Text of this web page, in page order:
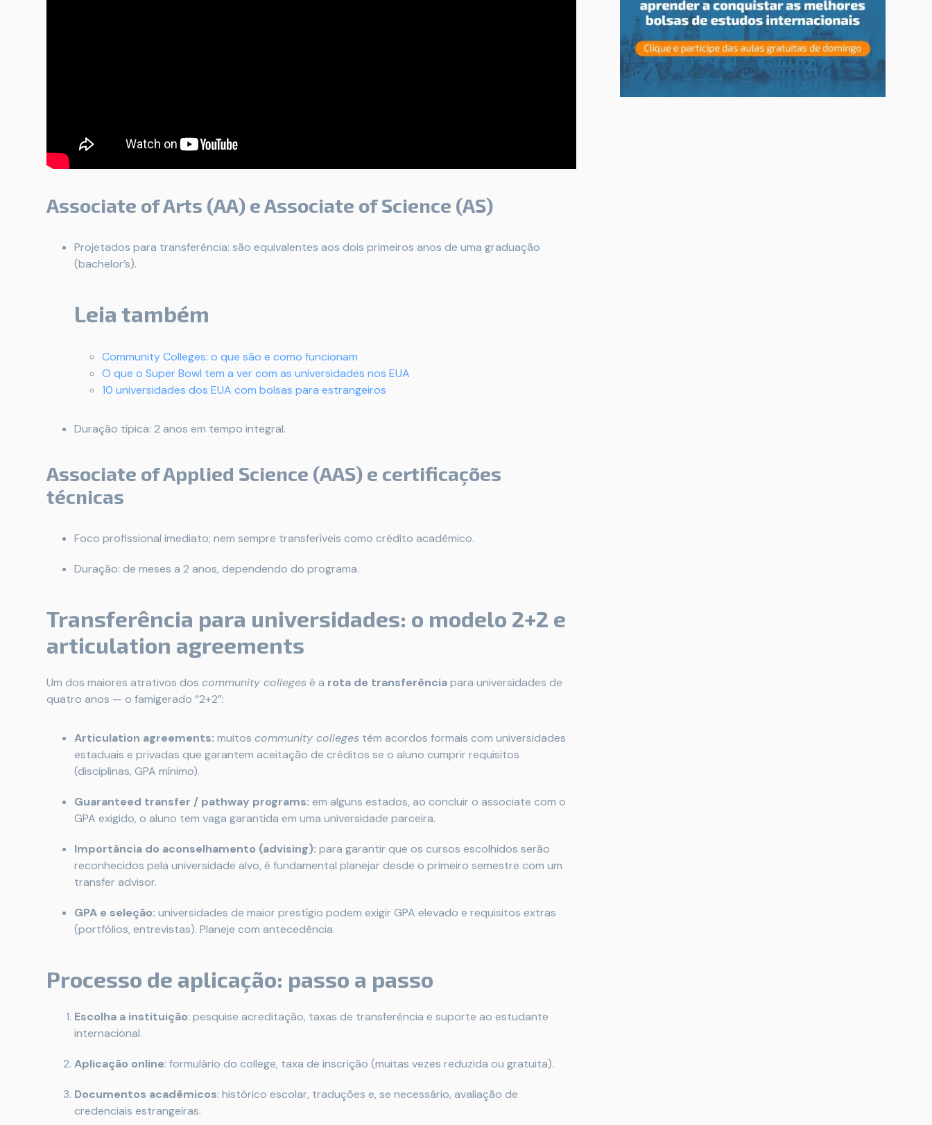
Associate of Arts (AA) e Associate of Science (AS)
Projetados para transferência: são equivalentes aos dois primeiros anos de uma graduação
(bachelor’s).
Leia também
Community Colleges: o que são e como funcionam
O que o Super Bowl tem a ver com as universidades nos EUA
10 universidades dos EUA com bolsas para estrangeiros
Duração típica: 2 anos em tempo integral.
Associate of Applied Science (AAS) e certificações
técnicas
Foco profissional imediato; nem sempre transferíveis como crédito acadêmico.
Duração: de meses a 2 anos, dependendo do programa.
Transferência para universidades: o modelo 2+2 e
articulation agreements
Um dos maiores atrativos dos community colleges é a rota de transferênciapara universidades de
quatro anos — o famigerado “2+2”:
Articulation agreements: muitos community colleges têm acordos formais com universidades
estaduais e privadas que garantem aceitação de créditos se o aluno cumprir requisitos
(disciplinas, GPA mínimo).
Guaranteed transfer / pathway programs: em alguns estados, ao concluir o associate com o
GPA exigido, o aluno tem vaga garantida em uma universidade parceira.
Importância do aconselhamento (advising): para garantir que os cursos escolhidos serão
reconhecidos pela universidade alvo, é fundamental planejar desde o primeiro semestre com um
transfer advisor.
GPA e seleção: universidades de maior prestígio podem exigir GPA elevado e requisitos extras
(portfólios, entrevistas). Planeje com antecedência.
Processo de aplicação: passo a passo
Escolha a instituição: pesquise acreditação, taxas de transferência e suporte ao estudante
internacional.
Aplicação online: formulário do college, taxa de inscrição (muitas vezes reduzida ou gratuita).
Documentos acadêmicos: histórico escolar, traduções e, se necessário, avaliação de
credenciais estrangeiras.